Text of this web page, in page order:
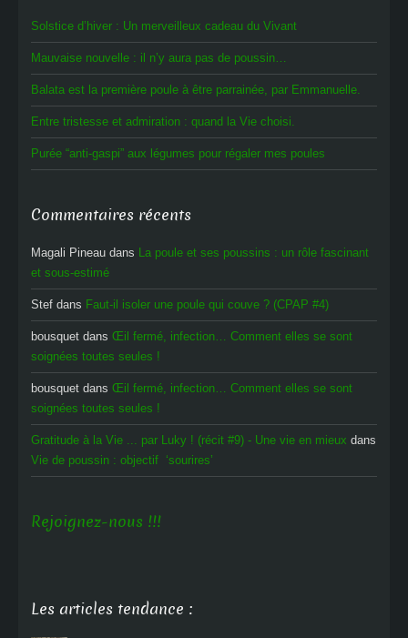
Solstice d’hiver : Un merveilleux cadeau du Vivant
Mauvaise nouvelle : il n’y aura pas de poussin…
Balata est la première poule à être parrainée, par Emmanuelle.
Entre tristesse et admiration : quand la Vie choisi.
Purée “anti-gaspi” aux légumes pour régaler mes poules
Commentaires récents
Magali Pineau dans
La poule et ses poussins : un rôle fascinant
et sous-estimé
Stef dans Faut-il isoler une poule qui couve ? (CPAP #4)
bousquet dans Œil fermé, infection… Comment elles se sont
soignées toutes seules !
bousquet dans Œil fermé, infection… Comment elles se sont
soignées toutes seules !
Gratitude à la Vie ... par Luky ! (récit #9) - Une vie en mieux dans
Vie de poussin : objectif ‘sourires’
Rejoignez-nous !!!
Les articles tendance :